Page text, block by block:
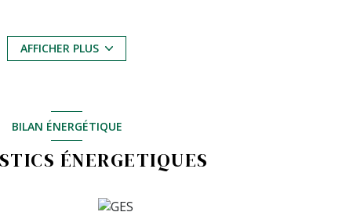
attenantviennent compléter ce bien rare sur le secteur.
unefamille ou un pied-à-terre
AFFICHER PLUS
BILAN ÉNERGÉTIQUE
ÉNERGETIQUES